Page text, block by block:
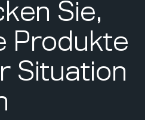
Sie,
Produkte
Situation